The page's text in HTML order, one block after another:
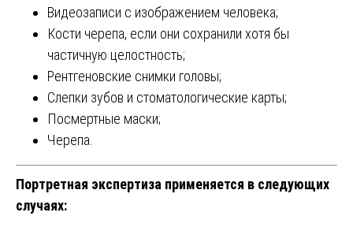
Видеозаписи с изображением человека;
Кости черепа, если они сохранили хотя бы
частичную целостность;
Рентгеновские снимки головы;
Слепки зубов и стоматологические карты;
Посмертные маски;
Черепа.
Портретная экспертиза применяется в следующих
случаях: